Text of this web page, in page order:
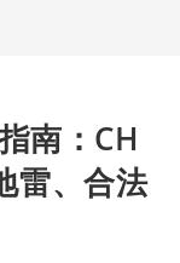
南：CH
雷、合法